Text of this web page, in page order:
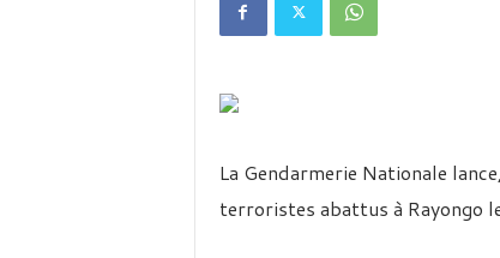
La Gendarmerie Nationale
terroristes abattus à Rayongo